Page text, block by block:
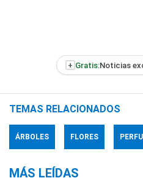
+ Gratis:Noticias
TEMAS RELACIONADOS
ÁRBOLES FLORES
MÁS LEÍDAS